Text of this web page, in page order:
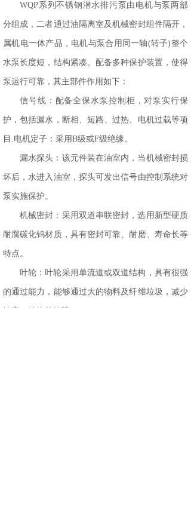
WQP系列不锈钢潜水排污泵由电机与泵两部
分组成，二者通过油隔离室及机械密封组件隔开，
属机电一体产品，电机与泵合用同一轴(转子)整个
水泵长度短，结构紧凑。配备多种保护装置，使得
泵运行可靠，其主部件作用如下：
信号线：配备全保水泵控制柜，对泵实行保
护，包括漏水，断相、短路、过热、电机过载等项
目.电机定子：采用B级或F级绝缘。
漏水探头：该元件装在油室内，当机械密封损
坏后，水进入油室，探头可发出信号由控制系统对
泵实施保护。
机械密封：采用双道串联密封，选用新型硬质
耐腐碳化钨材质，具有密封可靠、耐磨、寿命长等
特点。
叶轮：叶轮采用单流道或双道结构，具有很强
的通过能力，能够通过大的物料及纤维垃圾，减少